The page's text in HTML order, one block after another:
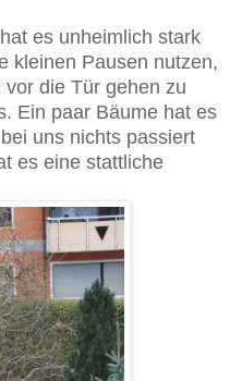
es unheimlich stark
kleinen Pausen nutzen,
die Tür gehen zu
Ein paar Bäume hat es
uns nichts passiert
es eine stattliche